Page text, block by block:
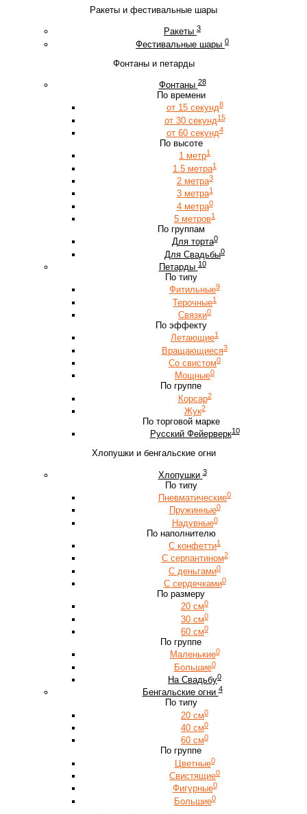
Ракеты и фестивальные шары
Ракеты 3
Фестивальные шары 0
Фонтаны и петарды
Фонтаны 28
По времени
от 15 секунд8
от 30 секунд15
от 60 секунд4
По высоте
1 метр1
1.5 метра1
2 метра3
3 метра1
4 метра0
5 метров1
По группам
Для торта0
Для Свадьбы0
Петарды 10
По типу
Фитильные9
Терочные1
Связки0
По эффекту
Летающие1
Вращающиеся3
Со свистом0
Мощные0
По группе
Корсар2
Жук2
По торговой марке
Русский Фейерверк10
Хлопушки и бенгальские огни
Хлопушки 3
По типу
Пневматические0
Пружинные0
Надувные0
По наполнителю
С конфетти1
С серпантином2
С деньгами0
С сердечками0
По размеру
20 см0
30 см0
60 см0
По группе
Маленькие0
Большие0
На Свадьбу0
Бенгальские огни 4
По типу
20 см0
40 см0
60 см0
По группе
Цветные0
Свистящие0
Фигурные0
Большие0